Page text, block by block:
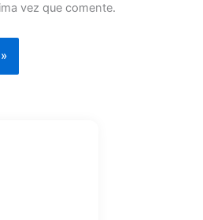
vez que comente.